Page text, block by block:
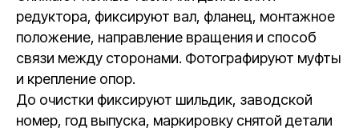
редуктора, фиксируют вал, фланец, монтажное
положение, направление вращения и способ
связи между сторонами. Фотографируют муфты
и крепление опор.
До очистки фиксируют шильдик, заводской
номер, год выпуска, маркировку снятой детали